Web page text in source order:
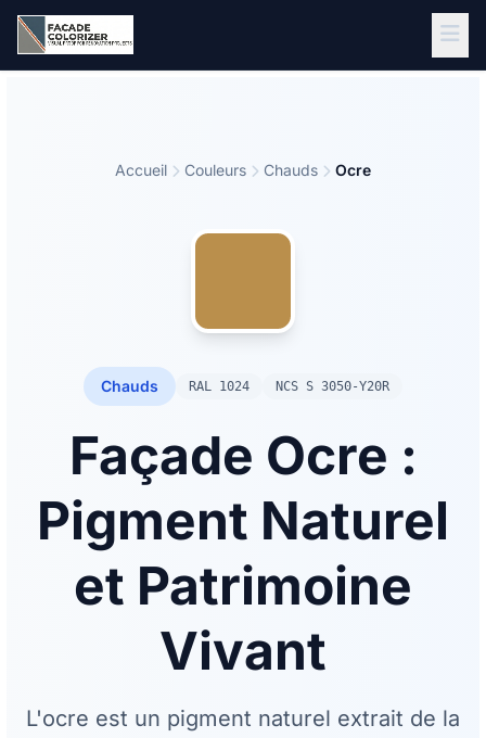
Aller au contenu principal
Accueil Couleurs Chauds Ocre
Chauds RAL 1024 NCS S 3050-Y20R
Façade Ocre :
Pigment Naturel
et Patrimoine
Vivant
L'ocre est un pigment naturel extrait de la